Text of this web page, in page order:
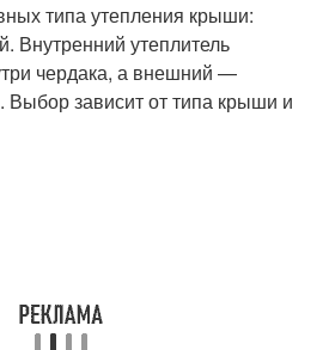
типа утепления крыши:
Внутренний утеплитель
чердака, а внешний —
Выбор зависит от типа крыши и